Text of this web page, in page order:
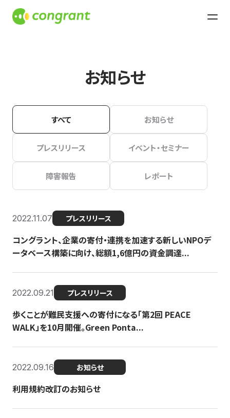
お知らせ
すべて お知らせ
プレスリリース イベント・セミナー
障害報告 レポート
2022.11.07 プレスリリース
コングラント、企業の寄付・連携を加速する新しいNPOデ
ータベース構築に向け、総額1,6億円の資金調達...
2022.09.21 プレスリリース
歩くことが難民支援への寄付になる「第2回 PEACE
WALK」を10月開催。Green Ponta...
2022.09.16 お知らせ
利用規約改訂のお知らせ